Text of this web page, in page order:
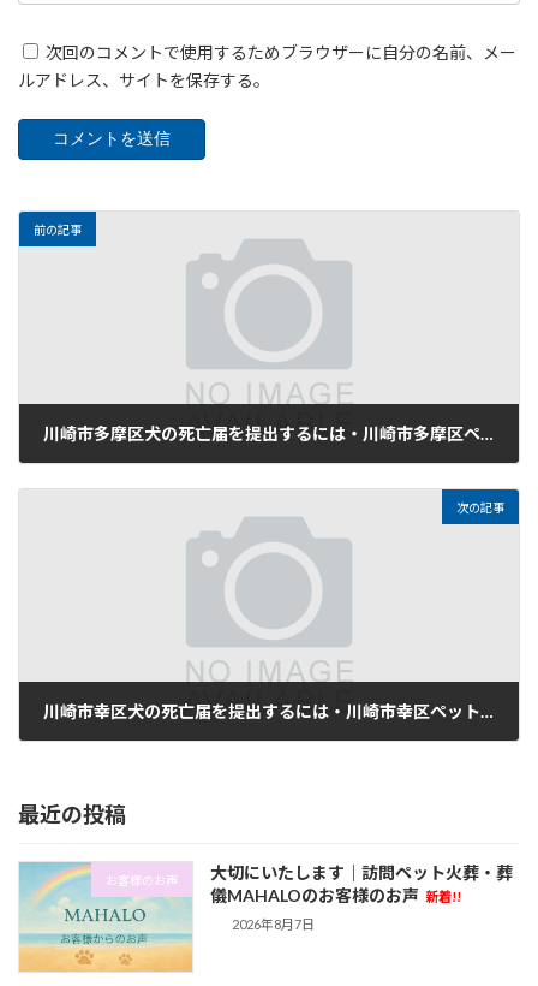
次回のコメントで使用するためブラウザーに自分の名前、メー
ルアドレス、サイトを保存する。
前の記事
川崎市多摩区犬の死亡届を提出するには・川崎市多摩区ペットが亡くなりペット保険を利用するには
次の記事
川崎市幸区犬の死亡届を提出するには・川崎市幸区ペットが亡くなりペット保険を利用するには
最近の投稿
お客様のお声
大切にいたします｜訪問ペット火葬・葬
儀MAHALOのお客様のお声 新着!!
2026年8月7日